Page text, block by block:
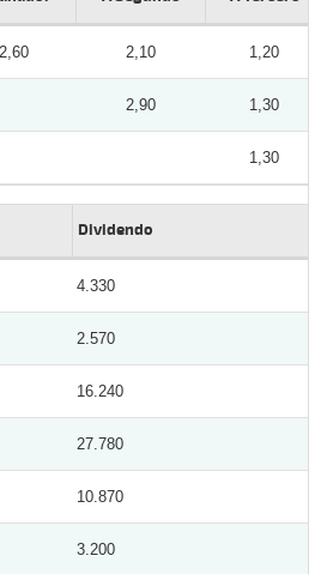
2,60 2,10 1,20
2,90 1,30
1,30
Dividendo
4.330
2.570
16.240
27.780
10.870
3.200